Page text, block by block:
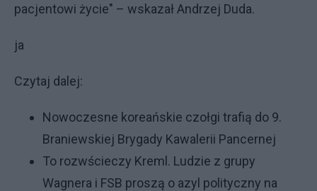
pacjentowi życie" – wskazał Andrzej Duda.
ja
Czytaj dalej:
Nowoczesne koreańskie czołgi trafią do 9.
Braniewskiej Brygady Kawalerii Pancernej
To rozwścieczy Kreml. Ludzie z grupy
Wagnera i FSB proszą o azyl polityczny na